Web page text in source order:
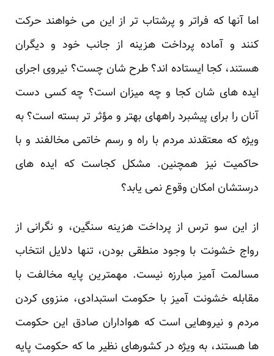
اما آنها که فراتر و پرشتاب تر از این می خواهند حرکت
کنند و آماده پرداخت هزینه از جانب خود و دیگران
هستند، کجا ایستاده اند؟ طرح شان چست؟ نیروی اجرای
ایده های شان کجا و چه میزان است؟ چه کسی دست
آنان را برای پیشبرد راههای بهتر و مؤثر تر بسته است؟ به
ویژه که معتقدند مردم با راه و رسم خاتمی مخالفند و با
حاکمیت نیز همچنین. مشکل کجاست که ایده های
درستشان امکان وقوع نمی یابد؟
از این سو ترس از پرداخت هزینه سنگین، و نگرانی از
رواج خشونت با وجود منطقی بودن، تنها دلایل انتخاب
مسالمت آمیز مبارزه نیست. مهمترین پایه مخالفت با
مقابله خشونت آمیز با حکومت استبدادی، منزوی کردن
مردم و نیروهایی است که هواداران صادق این حکومت
ها هستند، به ویژه در کشورهای نظیر ما که حکومت پایه